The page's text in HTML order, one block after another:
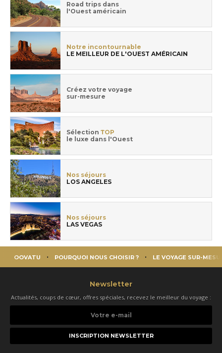
Road trips dans
l'Ouest américain
Notre incontournable
LE MEILLEUR DE L'OUEST AMÉRICAIN
Créez votre voyage
sur-mesure
Sélection TOP
le luxe dans l'Ouest
Nos séjours
LOS ANGELES
Nos séjours
LAS VEGAS
OOVATU POURQUOI NOUS CHOISIR ? LE VOYAGE SUR-
Newsletter
Actualités, coups de cœur, offres spéciales, recevez le meilleur du voyage :
e-